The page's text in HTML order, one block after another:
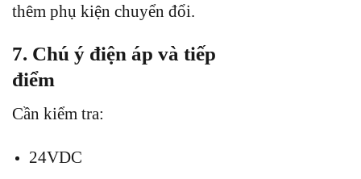
thêm phụ kiện chuyển đổi.
7. Chú ý điện áp và tiếp
điểm
Cần kiểm tra:
24VDC